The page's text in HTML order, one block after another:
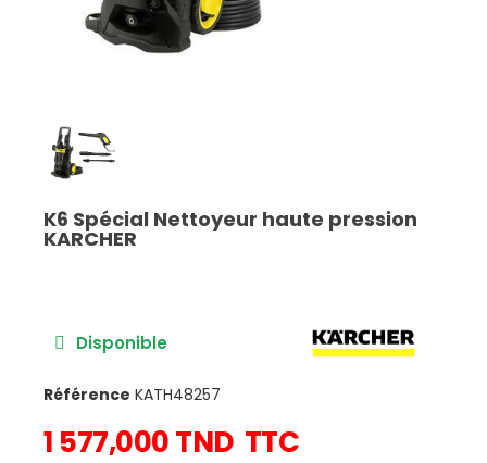
K6 Spécial Nettoyeur haute pression
KARCHER
Disponible
Référence KATH48257
1 577,000 TND TTC